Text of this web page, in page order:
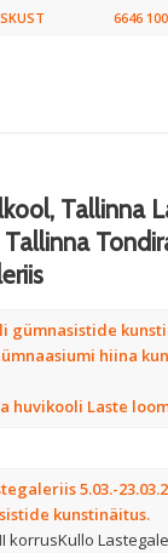
6646
Tallinna
gümnasistide
hiina
huvikooli Laste
5.03.-
kunstinäitus.
korrusKullo